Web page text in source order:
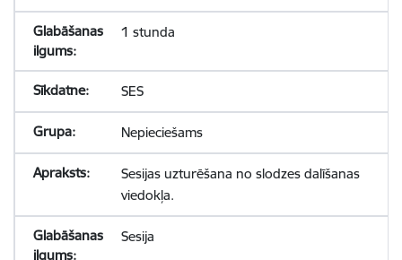
1 stunda
SES
Nepieciešams
Sesijas uzturēšana no slodzes dalīšanas
viedokļa.
Sesija